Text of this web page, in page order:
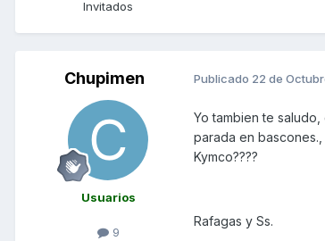
Invitados
Chupimen
Usuarios
9
Publicado 22 de
Yo tambien te
parada en
Kymco????
Rafagas y Ss.